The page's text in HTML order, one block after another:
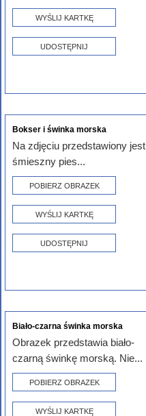
WYŚLIJ KARTKĘ
UDOSTĘPNIJ
Bokser i świnka morska
Na zdjęciu przedstawiony jest
śmieszny pies...
POBIERZ OBRAZEK
WYŚLIJ KARTKĘ
UDOSTĘPNIJ
Biało-czarna świnka morska
Obrazek przedstawia biało-
czarną świnkę morską. Nie...
POBIERZ OBRAZEK
WYŚLIJ KARTKĘ